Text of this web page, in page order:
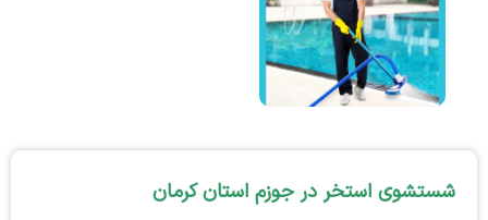
شستشوی استخر در جوزم استان کرمان